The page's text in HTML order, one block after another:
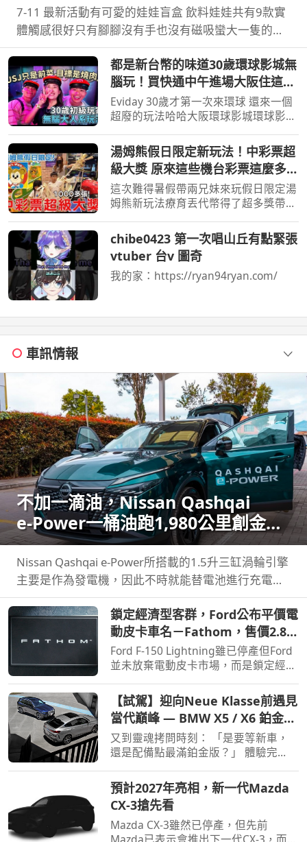
7-11 最新活動有可愛的娃娃盲盒 飲料娃娃共有9款實
體觸感很好只有腳腳沒有手也沒有磁吸蠻大一隻的，
大尺寸吊環掛在包包 ...
都是新台幣的味道30歲環球影城無
腦玩！買快通中午進場大阪住這裡
好方便！
Eviday 30歲才第一次來環球 還來一個
超廢的玩法哈哈大阪環球影城環球影城
作/ ...
湯姆熊假日限定新玩法！中彩票超
級大獎 原來這些機台彩票這麼多！
【Bobo TV】
這次難得暑假帶兩兄妹來玩假日限定湯
姆熊新玩法療育丟代幣得了超多獎帶兩
我們的蹦蹦 ...
chibe0423 第一次唱山丘有點緊張
vtuber 台v 圖奇
我的家：https://ryan94ryan.com/
車訊情報
不加一滴油，Nissan Qashqai
e‑Power一桶油跑1,980公里創金氏
世界紀錄
Nissan Qashqai e‑Power所搭載的1.5升三缸渦輪引擎
主要是作為發電機，因此不時就能替電池進行充電直
到沒油，這也讓Qashqai e‑Power擁有高效的里程表
現，日前就創下非純電與PHEV行駛里程最高金氏世界
鎖定經濟型客群，Ford公布平價電
動皮卡車名－Fathom，售價2.8萬
美元起
Ford F-150 Lightning雖已停產但Ford
並未放棄電動皮卡市場，而是鎖定經濟
客群另闢新市場，近日Ford則公布新款
電動皮卡車名與售價。
【試駕】迎向Neue Klasse前遇見
當代巔峰 — BMW X5 / X6 鉑金版
璀璨登場
又到靈魂拷問時刻： 「是要等新車，
還是配備點最滿鉑金版？」 體驗完
彷彿有了理直氣壯答案。
預計2027年亮相，新一代Mazda
CX-3搶先看
Mazda CX-3雖然已停產，但先前